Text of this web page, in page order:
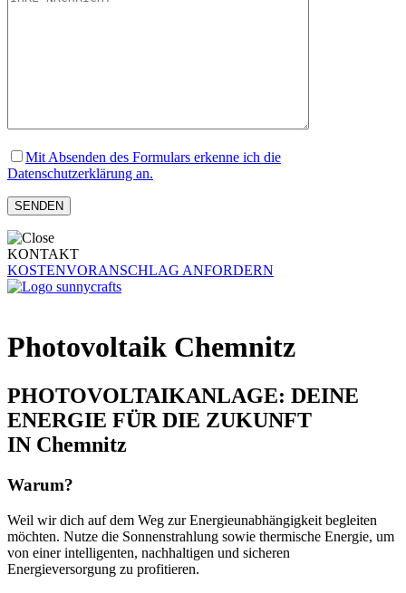
Mit Absenden des Formulars erkenne ich die
Datenschutzerklärung an.
KONTAKT
KOSTENVORANSCHLAG ANFORDERN
Photovoltaik Chemnitz
PHOTOVOLTAIKANLAGE: DEINE
ENERGIE FÜR DIE ZUKUNFT
IN Chemnitz
Warum?
Weil wir dich auf dem Weg zur Energieunabhängigkeit begleiten
möchten. Nutze die Sonnenstrahlung sowie thermische Energie, um
von einer intelligenten, nachhaltigen und sicheren
Energieversorgung zu profitieren.